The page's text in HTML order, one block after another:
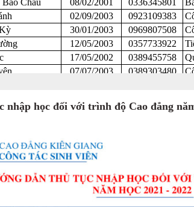
nhập học đối với trình độ Cao đẳng